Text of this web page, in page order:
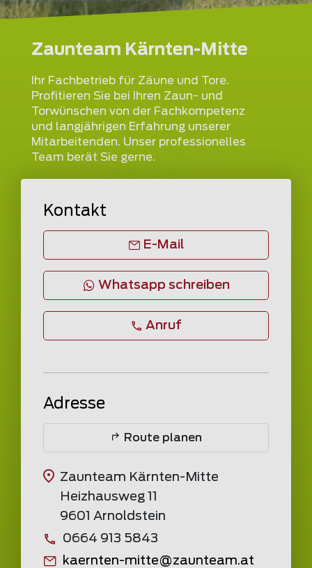
Zaunteam Kärnten-Mitte
Ihr Fachbetrieb für Zäune und Tore.
Profitieren Sie bei Ihren Zaun- und
Torwünschen von der Fachkompetenz
und langjährigen Erfahrung unserer
Mitarbeitenden. Unser professionelles
Team berät Sie gerne.
Kontakt
E-Mail
Whatsapp schreiben
Anruf
Adresse
Zaunteam Kärnten-Mitte
Heizhausweg 11
9601 Arnoldstein
0664 913 5843
kaernten-mitte@zaunteam.at
Route planen